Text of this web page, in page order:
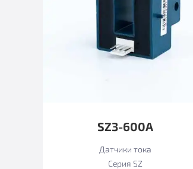
SZ3-600А
Датчики тока
Серия SZ